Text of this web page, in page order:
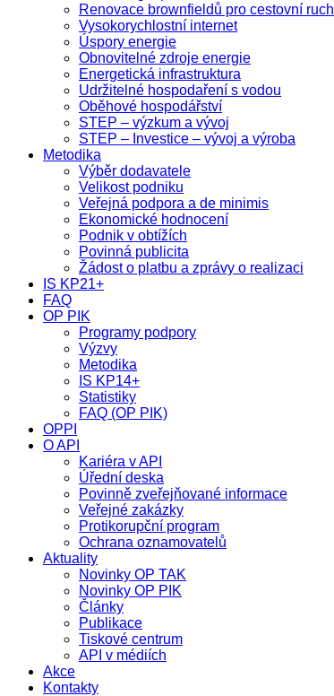
Renovace brownfieldů pro cestovní ruch
Vysokorychlostní internet
Úspory energie
Obnovitelné zdroje energie
Energetická infrastruktura
Udržitelné hospodaření s vodou
Oběhové hospodářství
STEP – výzkum a vývoj
STEP – Investice – vývoj a výroba
Metodika
Výběr dodavatele
Velikost podniku
Veřejná podpora a de minimis
Ekonomické hodnocení
Podnik v obtížích
Povinná publicita
Žádost o platbu a zprávy o realizaci
IS KP21+
FAQ
OP PIK
Programy podpory
Výzvy
Metodika
IS KP14+
Statistiky
FAQ (OP PIK)
OPPI
O API
Kariéra v API
Úřední deska
Povinně zveřejňované informace
Veřejné zakázky
Protikorupční program
Ochrana oznamovatelů
Aktuality
Novinky OP TAK
Novinky OP PIK
Články
Publikace
Tiskové centrum
API v médiích
Akce
Kontakty